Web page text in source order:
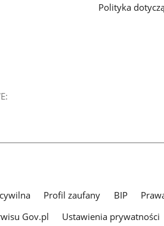
Polityka
Profil zaufany BIP
Gov.pl
Ustawienia prywatności